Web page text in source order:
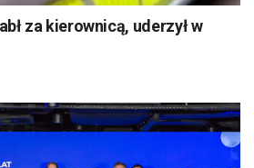
za kierownicą, uderzył w